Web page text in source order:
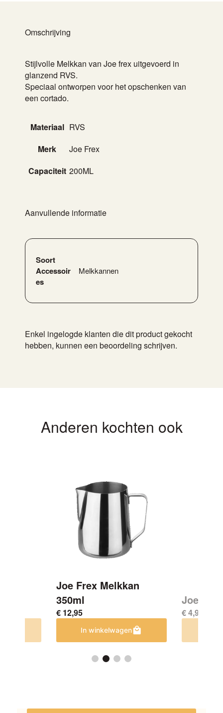
Omschrijving
Stijlvolle Melkkan van Joe frex uitgevoerd in
glanzend RVS.
Speciaal ontworpen voor het opschenken van
een cortado.
Materiaal RVS
Merk
Joe Frex
Capaciteit 200ML
Enkel ingelogde klanten die dit product gekocht
hebben, kunnen een beoordeling schrijven.
Aanvullende informatie
Soort
Accessoir
es
Melkkannen
Anderen kochten ook
Joe Frex Melkkan
350ml
€ 12,95
In winkelwagen
Joe
€4,95